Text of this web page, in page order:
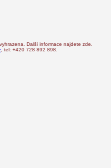
Další informace najdete zde.
, tel: +420 728 892 898.